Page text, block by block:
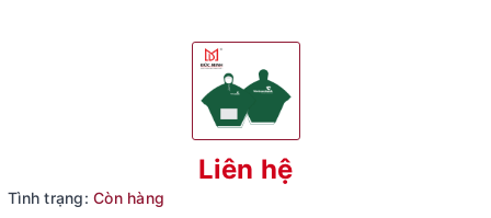
Liên hệ
Tình trạng: Còn hàng